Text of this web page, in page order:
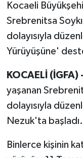
Kocaeli
Srebrenitsa
dolayısıyla
Yürüyüşüne'
KOCAELİ (İGFA)
yaşanan
dolayısıyla
Nezuk'ta başladı.
Binlerce kişinin